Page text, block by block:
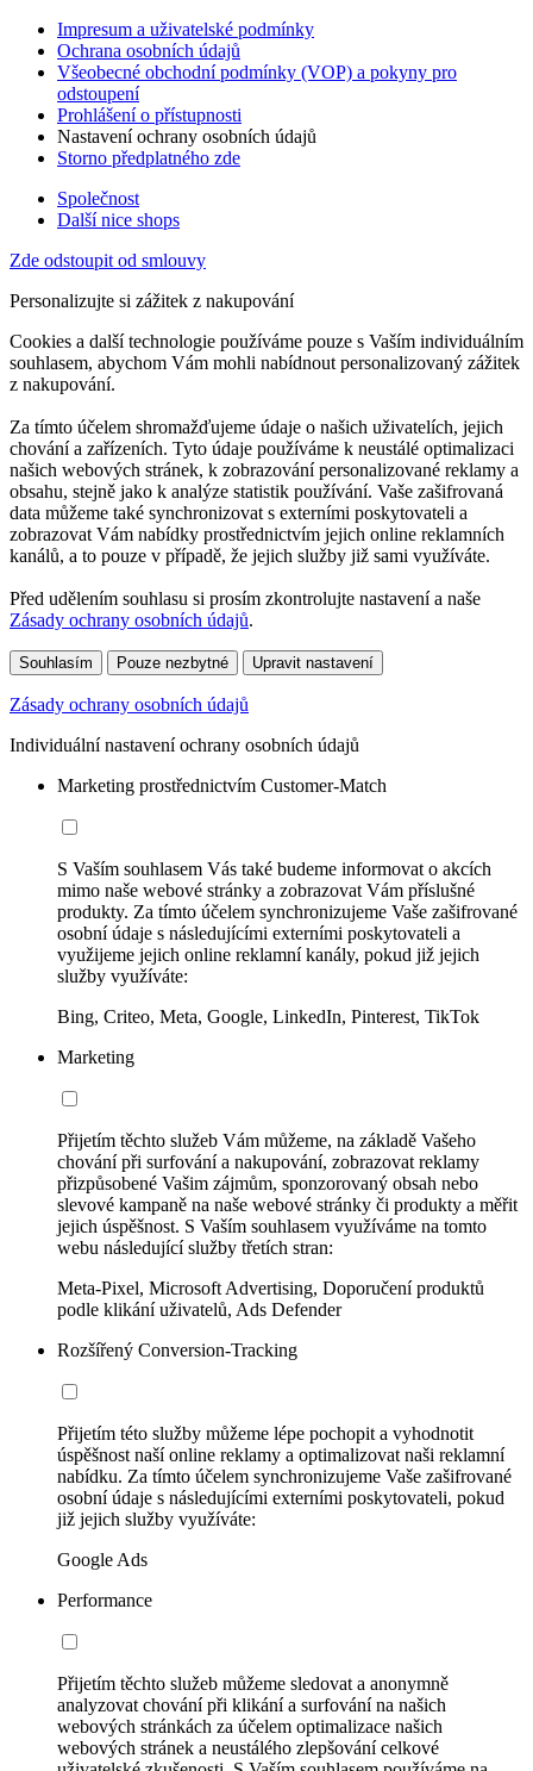
Impresum a uživatelské podmínky
Ochrana osobních údajů
Všeobecné obchodní podmínky (VOP) a pokyny pro
odstoupení
Prohlášení o přístupnosti
Nastavení ochrany osobních údajů
Storno předplatného zde
Společnost
Další nice shops
Zde odstoupit od smlouvy
Personalizujte si zážitek z nakupování
Cookies a další technologie používáme pouze s Vaším individuálním
souhlasem, abychom Vám mohli nabídnout personalizovaný zážitek
z nakupování.
Za tímto účelem shromažďujeme údaje o našich uživatelích, jejich
chování a zařízeních. Tyto údaje používáme k neustálé optimalizaci
našich webových stránek, k zobrazování personalizované reklamy a
obsahu, stejně jako k analýze statistik používání. Vaše zašifrovaná
data můžeme také synchronizovat s externími poskytovateli a
zobrazovat Vám nabídky prostřednictvím jejich online reklamních
kanálů, a to pouze v případě, že jejich služby již sami využíváte.
Před udělením souhlasu si prosím zkontrolujte nastavení a naše
Zásady ochrany osobních údajů.
Souhlasím Pouze nezbytné Upravit nastavení
Zásady ochrany osobních údajů
Individuální nastavení ochrany osobních údajů
Marketing prostřednictvím Customer-Match
S Vaším souhlasem Vás také budeme informovat o akcích
mimo naše webové stránky a zobrazovat Vám příslušné
produkty. Za tímto účelem synchronizujeme Vaše zašifrované
osobní údaje s následujícími externími poskytovateli a
využijeme jejich online reklamní kanály, pokud již jejich
služby využíváte:
Bing, Criteo, Meta, Google, LinkedIn, Pinterest, TikTok
Marketing
Přijetím těchto služeb Vám můžeme, na základě Vašeho
chování při surfování a nakupování, zobrazovat reklamy
přizpůsobené Vašim zájmům, sponzorovaný obsah nebo
slevové kampaně na naše webové stránky či produkty a měřit
jejich úspěšnost. S Vaším souhlasem využíváme na tomto
webu následující služby třetích stran:
Meta-Pixel, Microsoft Advertising, Doporučení produktů
podle klikání uživatelů, Ads Defender
Rozšířený Conversion-Tracking
Přijetím této služby můžeme lépe pochopit a vyhodnotit
úspěšnost naší online reklamy a optimalizovat naši reklamní
nabídku. Za tímto účelem synchronizujeme Vaše zašifrované
osobní údaje s následujícími externími poskytovateli, pokud
již jejich služby využíváte:
Google Ads
Performance
Přijetím těchto služeb můžeme sledovat a anonymně
analyzovat chování při klikání a surfování na našich
webových stránkách za účelem optimalizace našich
webových stránek a neustálého zlepšování celkové